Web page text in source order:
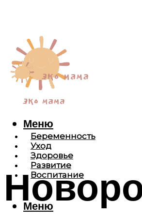
Беременность
Уход
Здоровье
Развитие
Воспитание
Меню
Меню